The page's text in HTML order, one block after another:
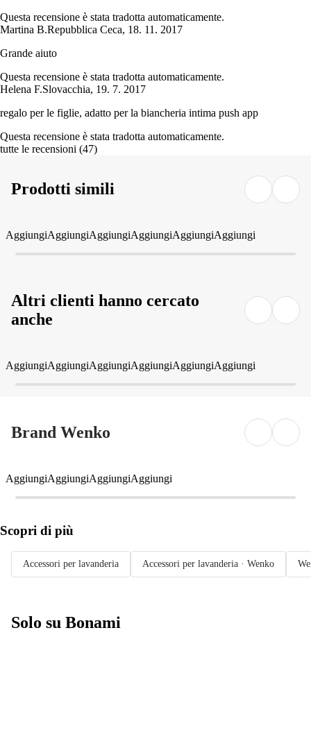
Questa recensione è stata tradotta automaticamente.
Martina B.Repubblica Ceca, 18. 11. 2017
Grande aiuto
Questa recensione è stata tradotta automaticamente.
Helena F.Slovacchia, 19. 7. 2017
regalo per le figlie, adatto per la biancheria intima push app
Questa recensione è stata tradotta automaticamente.
tutte le recensioni (47)
Prodotti simili
AggiungiAggiungiAggiungiAggiungiAggiungiAggiungi
Altri clienti hanno cercato
anche
AggiungiAggiungiAggiungiAggiungiAggiungiAggiungi
Brand Wenko
AggiungiAggiungiAggiungiAggiungi
Scopri di più
Accessori per lavanderia Accessori per lavanderia · Wenko
Solo su Bonami